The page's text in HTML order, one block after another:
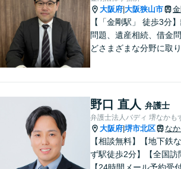
大阪府 大阪狭山市
【「金剛駅」 徒歩3分
問題、遺産相続、借金
どさまざまな分野に取り
ご相談ください。
野口 直人 弁護士
弁護士法人バディ 堺なかも
大阪府 堺市北区 な
【相談無料】【地下鉄
ず駅徒歩2分】【全国訪
【24時間メール予約受付